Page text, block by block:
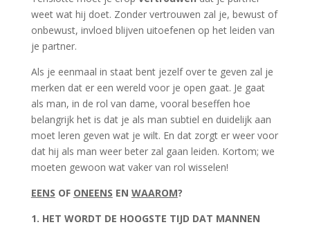
weet wat hij doet. Zonder vertrouwen zal je, bewust of
onbewust, invloed blijven uitoefenen op het leiden van
je partner.
Als je eenmaal in staat bent jezelf over te geven zal je
merken dat er een wereld voor je open gaat. Je gaat
als man, in de rol van dame, vooral beseffen hoe
belangrijk het is dat je als man subtiel en duidelijk aan
moet leren geven wat je wilt. En dat zorgt er weer voor
dat hij als man weer beter zal gaan leiden. Kortom; we
moeten gewoon wat vaker van rol wisselen!
EENS OF ONEENS EN WAAROM?
1. HET WORDT DE HOOGSTE TIJD DAT MANNEN